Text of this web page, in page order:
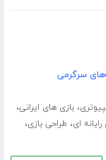
سرگرمی
،بازی های ایرانی،
ای، طراحی بازی،